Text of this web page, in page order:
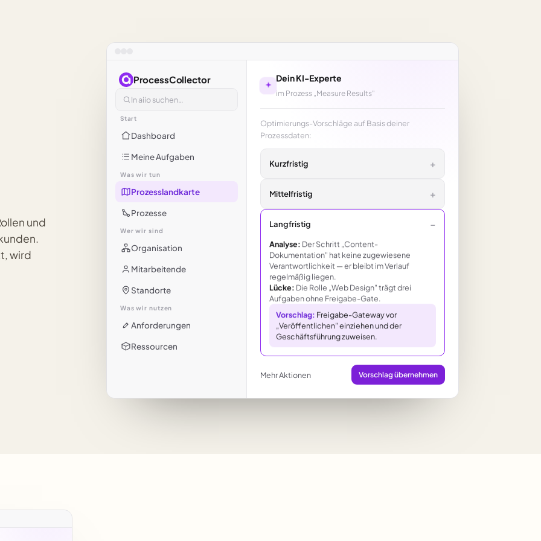
und
wird
ProcessCollector
In aiio suchen…
Start
Dashboard
Meine Aufgaben
Was wir tun
Prozesslandkarte
Prozesse
Wer wir sind
Organisation
Mitarbeitende
Standorte
Was wir nutzen
Anforderungen
Ressourcen
Dein KI-Experte
im Prozess „Measure Results"
Optimierungs-Vorschläge auf Basis deiner
Prozessdaten:
Kurzfristig +
Mittelfristig +
Langfristig −
Analyse: Der Schritt „Content-
Dokumentation" hat keine zugewiesene
Verantwortlichkeit — er bleibt im Verlauf
regelmäßig liegen.
Lücke: Die Rolle „Web Design" trägt drei
Aufgaben ohne Freigabe-Gate.
Vorschlag: Freigabe-Gateway vor
„Veröffentlichen" einziehen und der
Geschäftsführung zuweisen.
Mehr Aktionen Vorschlag übernehmen